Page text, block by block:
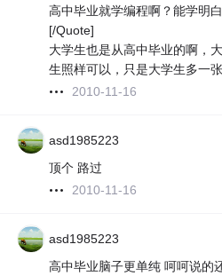
高中毕业就学编程啊？能学明
[/Quote]
大学生也是从高中毕业的啊，
生照样可以，只是大学生多一
2010-11-16
asd1985223
顶个 路过
2010-11-16
asd1985223
高中毕业脑子更单纯 呵呵说的